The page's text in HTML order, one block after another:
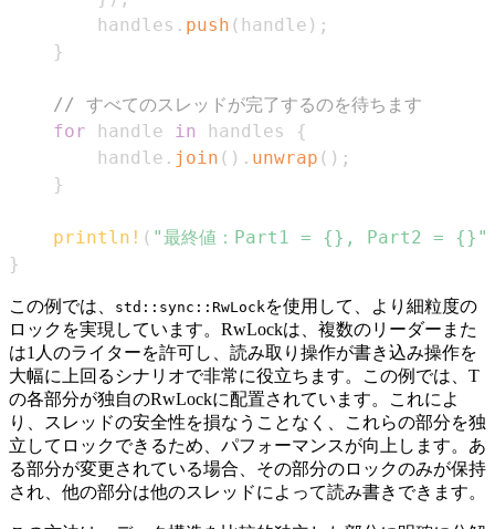
        handles
. push ( handle ) ;
}
// すべてのスレッドが完了するのを待ちます
for handle in handles
{
        handle
. join ( ) . unwrap ( ) ;
}
println! ( "最終値：Part1 = {}, Part2 = {}"
}
この例では、 std::sync::RwLockを使用して、より細粒度の
ロックを実現しています。RwLockは、複数のリーダーまた
は1人のライターを許可し、読み取り操作が書き込み操作を
大幅に上回るシナリオで非常に役立ちます。この例では、T
の各部分が独自のRwLockに配置されています。これによ
り、スレッドの安全性を損なうことなく、これらの部分を独
立してロックできるため、パフォーマンスが向上します。あ
る部分が変更されている場合、その部分のロックのみが保持
され、他の部分は他のスレッドによって読み書きできます。